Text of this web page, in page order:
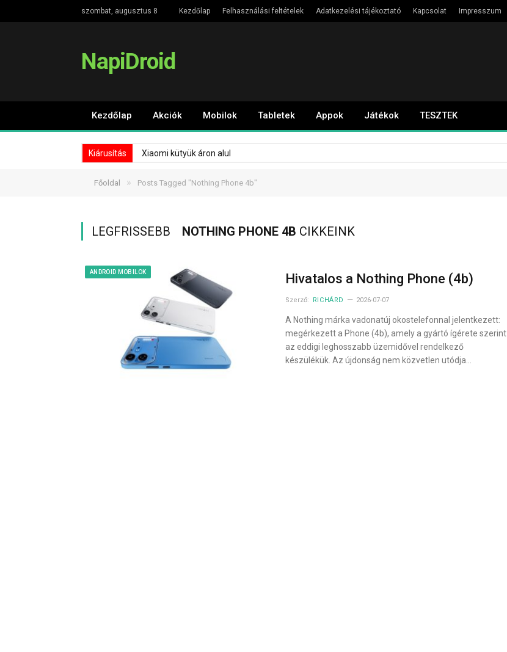
szombat, augusztus 8 Kezdőlap Felhasználási feltételek Adatkezelési tájékoztató Kapcsolat Impresszum
NapiDroid
Kezdőlap Akciók Mobilok Tabletek Appok Játékok TESZTEK
Kiárusítás Xiaomi kütyük áron alul
Főoldal » Posts Tagged "Nothing Phone 4b"
LEGFRISSEBB NOTHING PHONE 4B CIKKEINK
ANDROID MOBILOK Hivatalos a Nothing Phone (4b)
Szerző: RICHÁRD 2026-07-07
A Nothing márka vadonatúj okostelefonnal jelentkezett:
megérkezett a Phone (4b), amely a gyártó ígérete szerint
az eddigi leghosszabb üzemidővel rendelkező
készülékük. Az újdonság nem közvetlen utódja…